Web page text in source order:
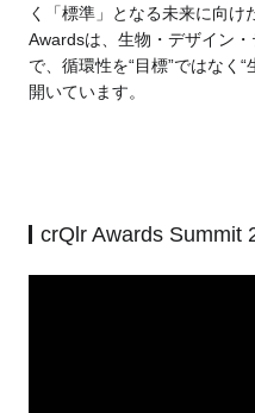
く「標準」となる未来に向
Awardsは、生物・デザイン
で、循環性を“目標”ではなく
開いています。
crQlr Awards Summit